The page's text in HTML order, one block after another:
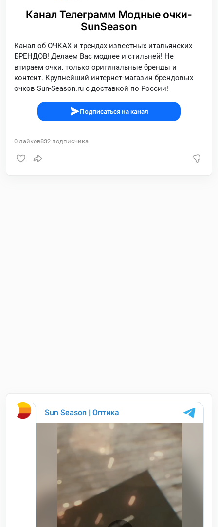
Канал Телеграмм Модные очки-
SunSeason
Канал об ОЧКАХ и трендах известных итальянских
БРЕНДОВ! Делаем Вас моднее и стильней! Не
втираем очки, только оригинальные бренды и
контент. Крупнейший интернет-магазин брендовых
очков Sun-Season.ru с доставкой по России!
Подписаться на канал
0 лайков832 подписчика